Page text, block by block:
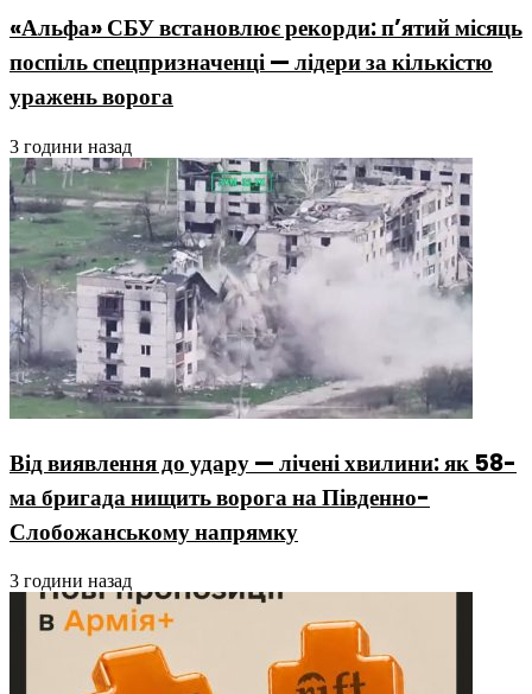
«Альфа» СБУ встановлює рекорди: п’ятий місяць
поспіль спецпризначенці — лідери за кількістю
уражень ворога
3 години назад
Від виявлення до удару — лічені хвилини: як 58-
ма бригада нищить ворога на Південно-
Слобожанському напрямку
3 години назад